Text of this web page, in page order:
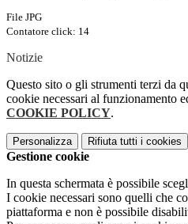
File JPG
Contatore click: 14
Notizie
Questo sito o gli strumenti terzi da
cookie necessari al funzionamento
COOKIE POLICY.
Personalizza Rifiuta tutti i cookies
Gestione cookie
In questa schermata è possibile
I cookie necessari sono quelli che
piattaforma e non è possibile